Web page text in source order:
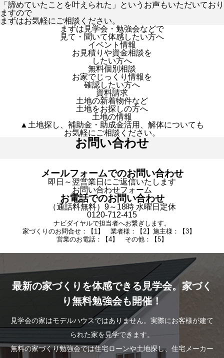
「諦めていたことを叶えられた」というお声もいただいており
ますので
まずはお気軽にご相談ください。
まずは見学会・勉強会などで
見て・聞いて体感したい方へ
イベント情報
お見積りや資金相談を
したい方へ
無料個別相談
お家でじっくり情報を
確認したい方へ
資料請求
土地の新着物件など
土地をお探しの方へ
土地の情報
▲土地探し、補助金・助成金活用、解体についても
お気軽にご相談ください。
お問い合わせ
メールフォームでのお問い合わせ
即日～翌営業日にご返信いたします
お問い合わせフォーム
お電話でのお問い合わせ
（通話料無料）9～18時 水曜日定休
0120-712-415
ナビダイヤルで担当者へお繋ぎします。
家づくりのお問合せ：【1】 業者様：【2】施主様：【3】
営業のお電話：【4】 その他：【5】
最新の家づくりを体感できる見学会。家づく
り無料勉強会も開催！
見学会の家はモデルハウスではありません。実際にお客様が建て
られた家を見学できます。
無料の家づくり勉強会では住宅ローンや土地探し、住宅メーカー